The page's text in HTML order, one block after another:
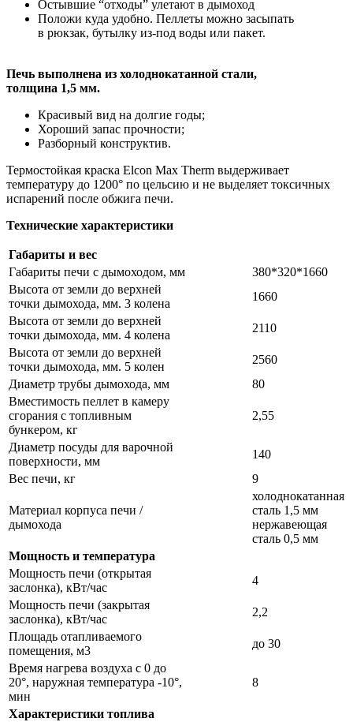
Остывшие “отходы” улетают в дымоход
Положи куда удобно. Пеллеты можно засыпать
в рюкзак, бутылку из-под воды или пакет.
Печь выполнена из холоднокатанной стали,
толщина 1,5 мм.
Красивый вид на долгие годы;
Хороший запас прочности;
Разборный конструктив.
Термостойкая краска Elcon Max Therm выдерживает
температуру до 1200° по цельсию и не выделяет токсичных
испарений после обжига печи.
Технические характеристики
Габариты и вес
Габариты печи с дымоходом, мм
380*320*1660
Высота от земли до верхней
точки дымохода, мм. 3 колена
1660
Высота от земли до верхней
точки дымохода, мм. 4 колена
2110
Высота от земли до верхней
точки дымохода, мм. 5 колен
2560
Диаметр трубы дымохода, мм
80
Вместимость пеллет в камеру
сгорания с топливным
бункером, кг
2,55
Диаметр посуды для варочной
поверхности, мм
140
Вес печи, кг
9
Материал корпуса печи /
дымохода
холоднокатанная
сталь 1,5 мм
нержавеющая
сталь 0,5 мм
Мощность и температура
Мощность печи (открытая
заслонка), кВт/час
4
Мощность печи (закрытая
заслонка), кВт/час
2,2
Площадь отапливаемого
помещения, м3
до 30
Время нагрева воздуха с 0 до
20°, наружная температура -10°,
мин
8
Характеристики топлива